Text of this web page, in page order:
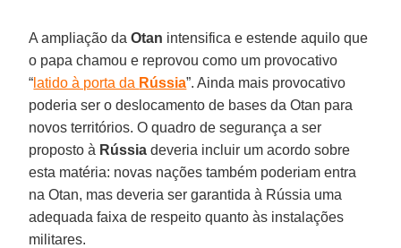
A ampliação daOtan intensifica e estende aquilo que
o papa chamou e reprovou como um provocativo
“ latido à porta da Rússia”. Ainda mais provocativo
poderia ser o deslocamento de bases da Otan para
novos territórios. O quadro de segurança a ser
proposto à Rússia deveria incluir um acordo sobre
esta matéria: novas nações também poderiam entra
na Otan, mas deveria ser garantida à Rússia uma
adequada faixa de respeito quanto às instalações
militares.